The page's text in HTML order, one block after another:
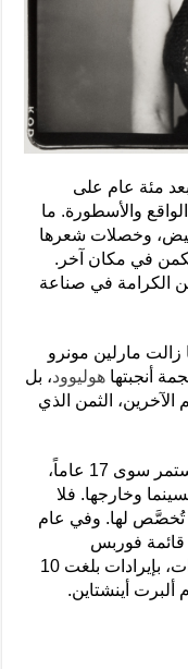
مئة عام على
والأسطورة. ما
وخصلات شعرها
يكمن في مكان آخر.
الكرامة في صناعة
مارلين مونرو
أنجبتهاهوليوود، بل
الثمن الذي
وعلى الرغم من أن مسيرتها الفنية لم تستمر سوى 17 عاماً،
وخارجها. فلا
تُخصَّص لها. وفي عام
قائمة فوربس
للمشاهير الراحلين الأعلى تحقيقاً للإيرادات، بإيرادات بلغت 10
ألبرت أينشتاين.